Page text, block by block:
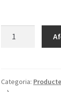
Escriptors
Categoria: